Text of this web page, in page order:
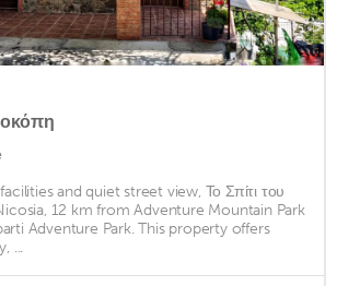
and quiet street view, Το Σπίτι του
12 km from Adventure Mountain Park
Adventure Park. This property offers
...